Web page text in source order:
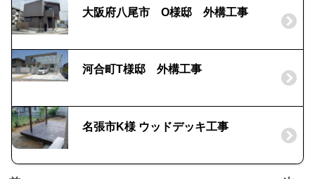
大阪府八尾市 O様邸 外構工事
河合町T様邸 外構工事
名張市K様 ウッドデッキ工事